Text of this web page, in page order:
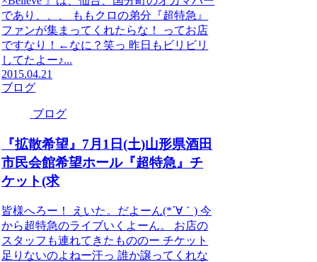
であり、、、 ももクロの弟分『超特急』
ファンが集まってくれたらな！ ってお店
ですなり！←なに？笑っ 昨日もビリビリ
してたよー♪...
2015.04.21
ブログ
ブログ
『拡散希望』7月1日(土)山形県酒田
市民会館希望ホール『超特急』チ
ケット(求
皆様へろー！ えいた。だよーん(*´∀｀) 今
から超特急のライブいくよーん。 お店の
スタッフも連れてきたもののー チケット
足りないのよねー汗っ 誰か譲ってくれな